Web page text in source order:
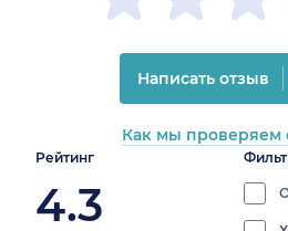
Рейтинг
4.3
Написать отзыв
Как мы проверяем